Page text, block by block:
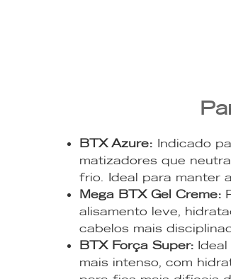
BTX Azure: Indicado
matizadores que
frio. Ideal para manter
Mega BTX Gel Creme:
alisamento leve,
cabelos mais
BTX Força Super:
mais intenso, com